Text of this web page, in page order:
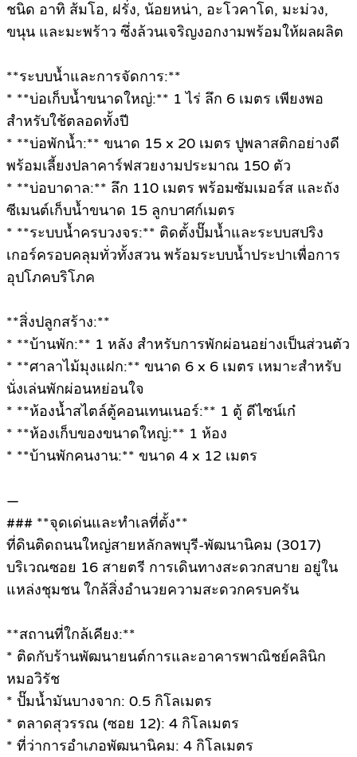
ชนิด อาทิ ส้มโอ, ฝรั่ง, น้อยหน่า, อะโวคาโด, มะม่วง,
ขนุน และมะพร้าว ซึ่งล้วนเจริญงอกงามพร้อมให้ผลผลิต
**ระบบน้ำและการจัดการ:**
* **บ่อเก็บน้ำขนาดใหญ่:** 1 ไร่ ลึก 6 เมตร เพียงพอ
สำหรับใช้ตลอดทั้งปี
* **บ่อพักน้ำ:** ขนาด 15 x 20 เมตร ปูพลาสติกอย่างดี
พร้อมเลี้ยงปลาคาร์ฟสวยงามประมาณ 150 ตัว
* **บ่อบาดาล:** ลึก 110 เมตร พร้อมซัมเมอร์ส และถัง
ซีเมนต์เก็บน้ำขนาด 15 ลูกบาศก์เมตร
* **ระบบน้ำครบวงจร:** ติดตั้งปั๊มน้ำและระบบสปริง
เกอร์ครอบคลุมทั่วทั้งสวน พร้อมระบบน้ำประปาเพื่อการ
อุปโภคบริโภค
**สิ่งปลูกสร้าง:**
* **บ้านพัก:** 1 หลัง สำหรับการพักผ่อนอย่างเป็นส่วนตัว
* **ศาลาไม้มุงแฝก:** ขนาด 6 x 6 เมตร เหมาะสำหรับ
นั่งเล่นพักผ่อนหย่อนใจ
* **ห้องน้ำสไตล์ตู้คอนเทนเนอร์:** 1 ตู้ ดีไซน์เก๋
* **ห้องเก็บของขนาดใหญ่:** 1 ห้อง
* **บ้านพักคนงาน:** ขนาด 4 x 12 เมตร
—
### **จุดเด่นและทำเลที่ตั้ง**
ที่ดินติดถนนใหญ่สายหลักลพบุรี-พัฒนานิคม (3017)
บริเวณซอย 16 สายตรี การเดินทางสะดวกสบาย อยู่ใน
แหล่งชุมชน ใกล้สิ่งอำนวยความสะดวกครบครัน
**สถานที่ใกล้เคียง:**
* ติดกับร้านพัฒนายนต์การและอาคารพาณิชย์คลินิก
หมอวิรัช
* ปั๊มน้ำมันบางจาก: 0.5 กิโลเมตร
* ตลาดสุวรรณ (ซอย 12): 4 กิโลเมตร
* ที่ว่าการอำเภอพัฒนานิคม: 4 กิโลเมตร